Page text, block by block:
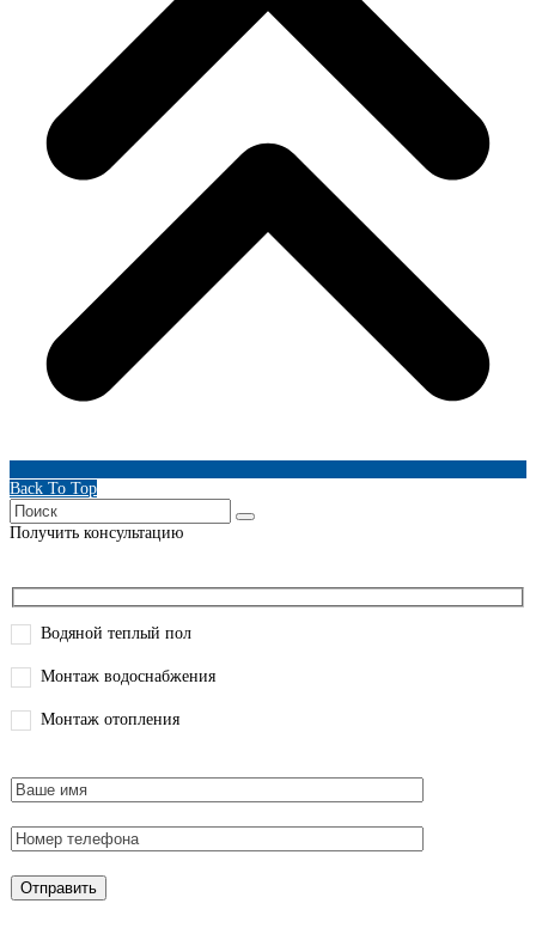
Back To Top
Получить консультацию
Водяной теплый пол
Монтаж водоснабжения
Монтаж отопления